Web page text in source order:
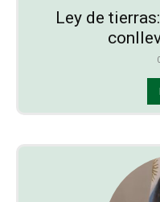
Ley de